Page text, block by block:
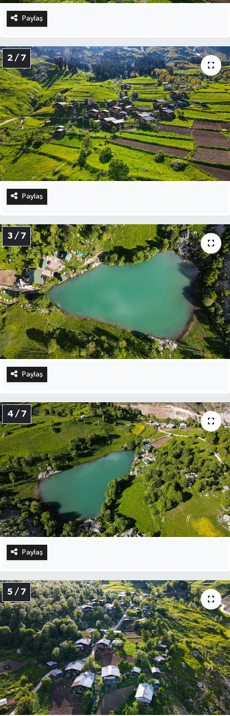
Paylaş
2 / 7
Paylaş
3 / 7
Paylaş
4 / 7
Paylaş
5 / 7